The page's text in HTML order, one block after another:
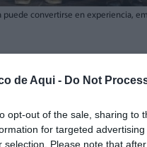
de Aqui - Do Not
opt-out of the sale, sharing to
for targeted
selection. Please note that
convertirse en experiencia,
en el centro del
intensa